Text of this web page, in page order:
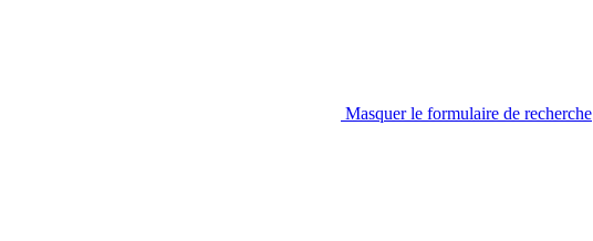
Masquer le formulaire de recherche